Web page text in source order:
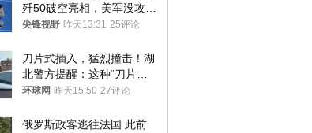
歼50破空亮相，美军没攻克
的技术被拿下
尖锋视野 昨天13:31 25评论
刀片式插入，猛烈撞击！湖
北警方提醒：这种“刀片超
车”，太危险了
环球网 昨天15:50 27评论
俄罗斯政客逃往法国 此前